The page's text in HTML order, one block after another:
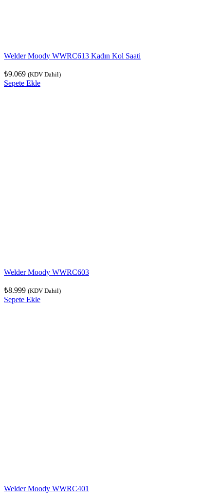
Welder Moody WWRC613 Kadın Kol Saati
₺9.069 (KDV Dahil)
Sepete Ekle
Welder Moody WWRC603
₺8.999 (KDV Dahil)
Sepete Ekle
Welder Moody WWRC401